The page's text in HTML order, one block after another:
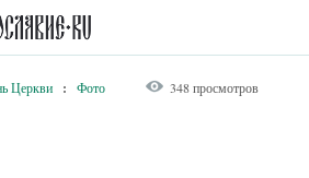
Церкви : Фото 348 просмотров